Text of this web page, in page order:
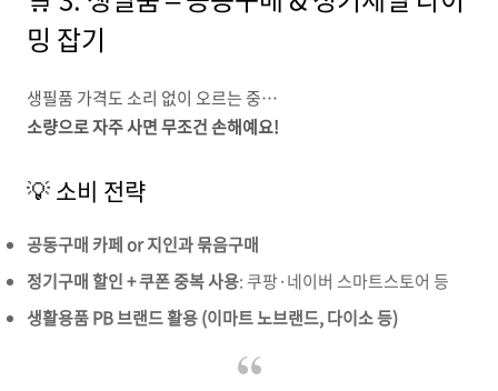
밍 잡기
생필품 가격도 소리 없이 오르는 중…
소량으로 자주 사면 무조건 손해예요!
💡 소비 전략
공동구매 카페 or 지인과 묶음구매
정기구매 할인 + 쿠폰 중복 사용: 쿠팡·네이버 스마트스토어 등
생활용품 PB 브랜드 활용 (이마트 노브랜드, 다이소 등)